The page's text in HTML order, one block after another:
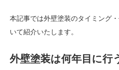
本記事では外壁塗装のタイミング
いて紹介いたします。
外壁塗装は何年目に行